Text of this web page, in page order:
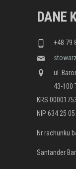
DANE
+48 79
ul.
43-100
KRS
NIP 634 25 05
Nr rachunku
Santander